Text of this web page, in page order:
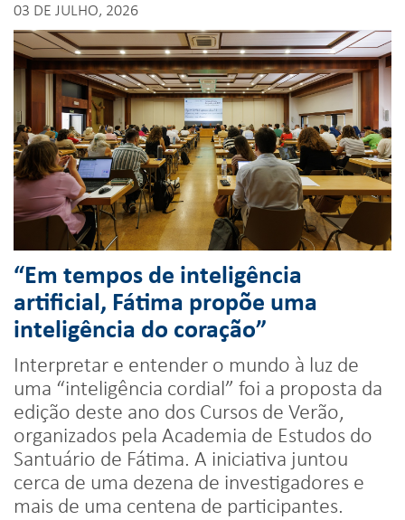
03 DE JULHO, 2026
“Em tempos de inteligência
artificial, Fátima propõe uma
inteligência do coração”
Interpretar e entender o mundo à luz de
uma “inteligência cordial” foi a proposta da
edição deste ano dos Cursos de Verão,
organizados pela Academia de Estudos do
Santuário de Fátima. A iniciativa juntou
cerca de uma dezena de investigadores e
mais de uma centena de participantes.